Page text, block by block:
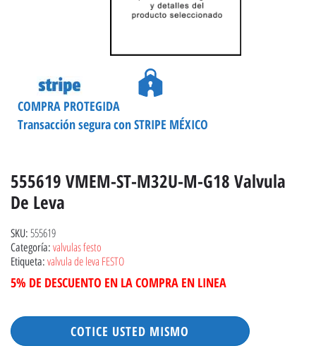
Transacción segura con STRIPE MÉXICO
COMPRA PROTEGIDA
555619 VMEM-ST-M32U-M-G18 Valvula
De Leva
SKU: 555619
Categoría: valvulas festo
Etiqueta: valvula de leva FESTO
5% DE DESCUENTO EN LA COMPRA EN LINEA
COTICE USTED MISMO